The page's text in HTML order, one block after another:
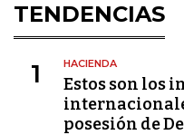
TENDENCIAS
1 HACIENDA
Estos son los
posesión de